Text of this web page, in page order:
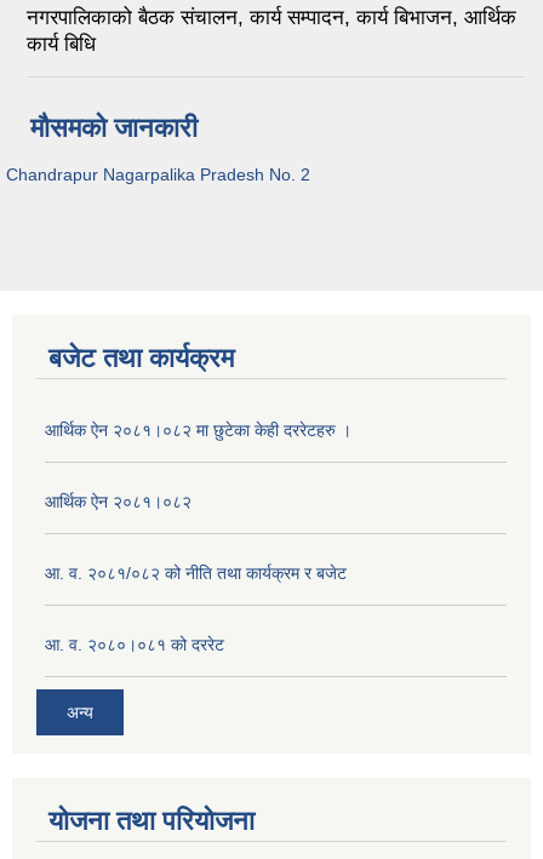
नगरपालिकाको बैठक संचालन, कार्य सम्पादन, कार्य बिभाजन, आर्थिक
कार्य बिधि
मौसमको जानकारी
Chandrapur Nagarpalika Pradesh No. 2
बजेट तथा कार्यक्रम
आर्थिक ऐन २०८१।०८२ मा छुटेका केही दररेटहरु ।
आर्थिक ऐन २०८१।०८२
आ. व. २०८१/०८२ को नीति तथा कार्यक्रम र बजेट
आ. व. २०८०।०८१ को दररेट
अन्य
योजना तथा परियोजना